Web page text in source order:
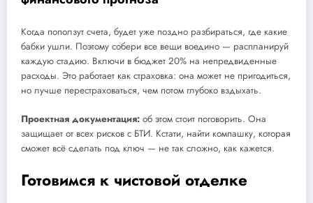
Когда поползут счета, будет уже поздно разбираться, где какие
бабки ушли. Поэтому собери все вещи воедино — распланируй
каждую стадию. Включи в бюджет 20% на непредвиденные
расходы. Это работает как страховка: она может не пригодиться,
но лучше перестраховаться, чем потом глубоко вздыхать.
Проектная документация: об этом стоит поговорить. Она
защищает от всех рисков с БТИ. Кстати, найти компашку, которая
сможет всё сделать под ключ — не так сложно, как кажется.
Готовимся к чистовой отделке